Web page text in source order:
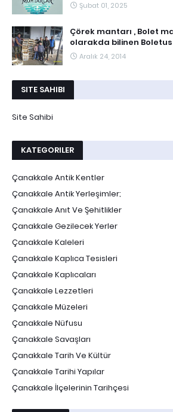
Şubat 01, 2025
Çörek mantarı , Bolet
olarakda bilinen Boletus
Aralık 24, 2014
SITE SAHIBI
Site Sahibi
KATEGORILER
Çanakkale Antik Kentler
Çanakkale Antik Yerleşimler;
Çanakkale Anıt Ve Şehitlikler
Çanakkale Gezilecek Yerler
Çanakkale Kaleleri
Çanakkale Kaplıca Tesisleri
Çanakkale Kaplıcaları
Çanakkale Lezzetleri
Çanakkale Müzeleri
Çanakkale Nüfusu
Çanakkale Savaşları
Çanakkale Tarih Ve Kültür
Çanakkale Tarihi Yapılar
Çanakkale İlçelerinin Tarihçesi